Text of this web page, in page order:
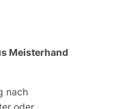
Meisterhand
nach
oder